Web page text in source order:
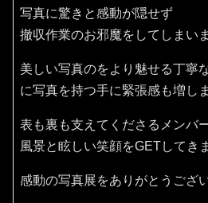
写真に驚きと感動が隠せず
撤収作業のお邪魔をしてしまい
美しい写真のをより魅せる丁寧
に写真を持つ手に緊張感も増しま
表も裏も支えてくださるメンバ
風景と眩しい笑顔をGETしてき
感動の写真展をありがとうござ